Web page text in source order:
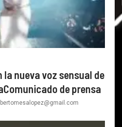
nueva voz sensual de
de prensa